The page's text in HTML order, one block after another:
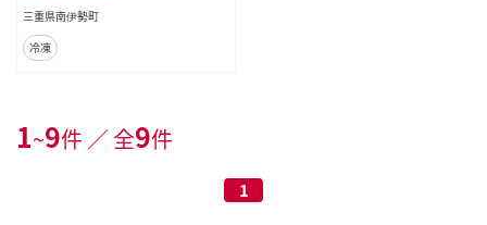
南伊勢町
三重県南伊勢町
冷凍
1~9件 ／ 全9件
1